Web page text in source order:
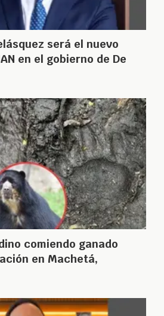
será el nuevo
en el gobierno de De
comiendo ganado
en Machetá,